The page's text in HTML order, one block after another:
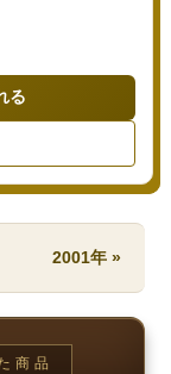
る
2001年 »
商品